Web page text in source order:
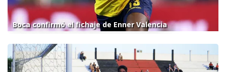
Boca confirmó el fichaje de Enner Valencia